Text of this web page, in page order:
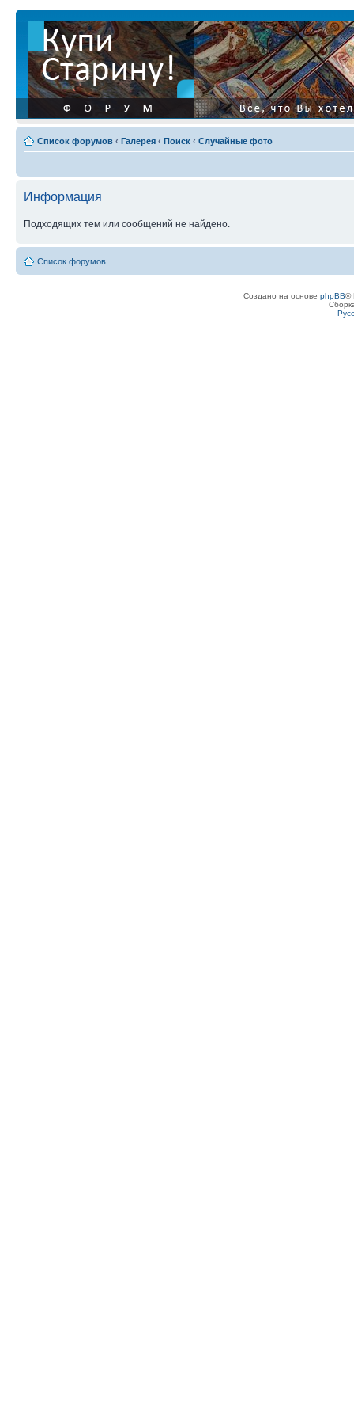
Список форумов ‹ Галерея ‹ Поиск ‹ Случайные фото
Информация
Подходящих тем или сообщений не найдено.
Список форумов
Создано на основе phpBB®